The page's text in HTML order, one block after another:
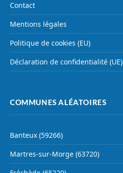
Contact
Mentions légales
Politique de cookies (EU)
Déclaration de confidentialité (UE)
COMMUNES ALÉATOIRES
Banteux (59266)
Martres-sur-Morge (63720)